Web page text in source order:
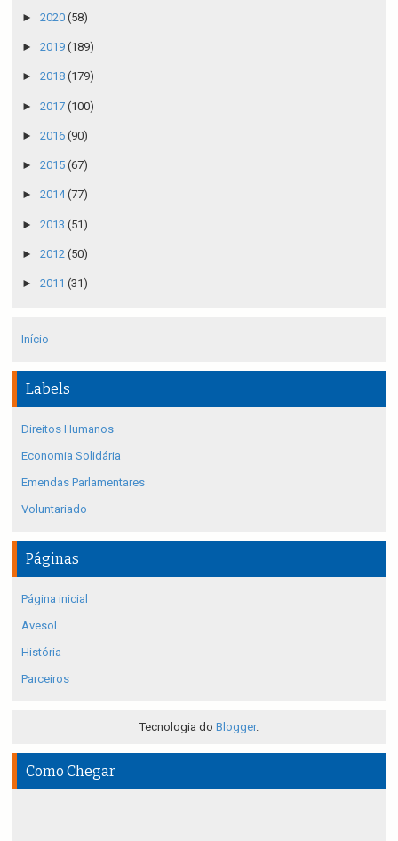
► 2020 (58)
► 2019 (189)
► 2018 (179)
► 2017 (100)
► 2016 (90)
► 2015 (67)
► 2014(77)
► 2013 (51)
► 2012 (50)
► 2011 (31)
Início
Labels
Direitos Humanos
Economia Solidária
Emendas Parlamentares
Voluntariado
Páginas
Página inicial
Avesol
História
Parceiros
Tecnologia do Blogger.
Como Chegar